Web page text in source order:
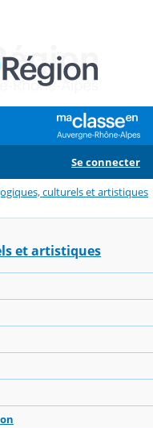
Se connecter
culturels et artistiques
et artistiques